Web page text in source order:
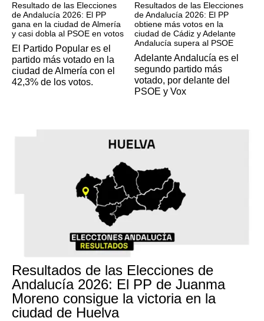
Resultado de las Elecciones
de Andalucía 2026: El PP
gana en la ciudad de Almería
y casi dobla al PSOE en votos
El Partido Popular es el
partido más votado en la
ciudad de Almería con el
42,3% de los votos.
Resultados de las Elecciones
de Andalucía 2026: El PP
obtiene más votos en la
ciudad de Cádiz y Adelante
Andalucía supera al PSOE
Adelante Andalucía es el
segundo partido más
votado, por delante del
PSOE y Vox
Resultados de las Elecciones de
Andalucía 2026: El PP de Juanma
Moreno consigue la victoria en la
ciudad de Huelva